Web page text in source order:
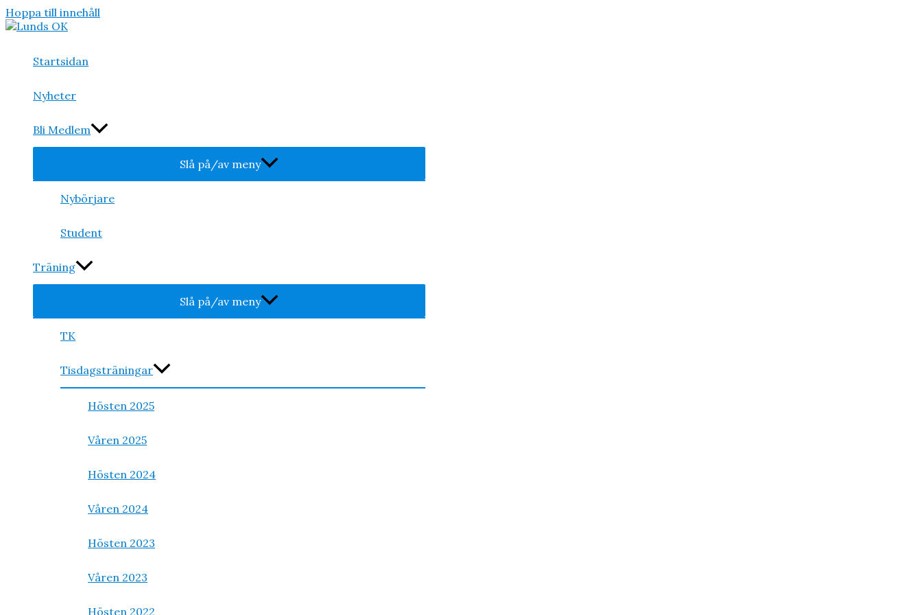
Hoppa till innehåll
Startsidan
Nyheter
Bli Medlem
Slå på/av meny
Nybörjare
Student
Träning
Slå på/av meny
TK
Tisdagsträningar
Hösten 2025
Våren 2025
Hösten 2024
Våren 2024
Hösten 2023
Våren 2023
Hösten 2022